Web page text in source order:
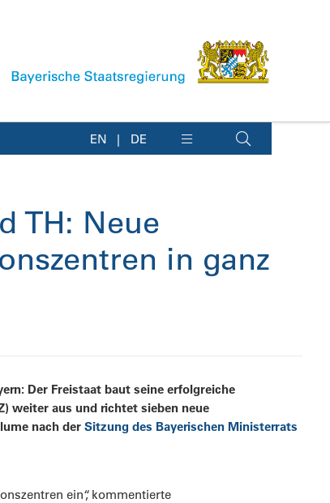
EN DE
TH: Neue
in ganz
Der Freistaat baut seine erfolgreiche
weiter aus und richtet sieben neue
nach der Sitzung des Bayerischen Ministerrats
ein“, kommentierte